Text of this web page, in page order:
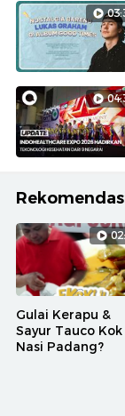
Gulai Kerapu &
Sayur Tauco
Nasi Padang?